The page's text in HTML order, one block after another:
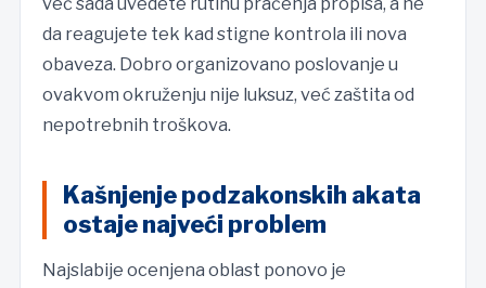
da reagujete tek kad stigne kontrola ili nova
obaveza. Dobro organizovano poslovanje u
ovakvom okruženju nije luksuz, već zaštita od
nepotrebnih troškova.
Kašnjenje podzakonskih akata
ostaje najveći problem
Najslabije ocenjena oblast ponovo je